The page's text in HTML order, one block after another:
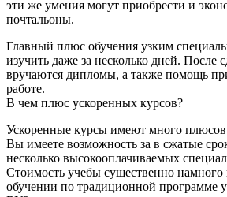
эти же умения могут приобрести и
почтальоны.
Главный плюс обучения узким
изучить даже за несколько дней. После
вручаются дипломы, а также помощь
работе.
В чем плюс ускоренных курсов?
Ускоренные курсы имеют много
Вы имеете возможность за в сжатые
несколько высокооплачиваемых
Стоимость учебы существенно
обучении по традиционной программе